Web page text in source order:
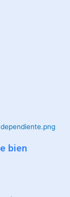
bien